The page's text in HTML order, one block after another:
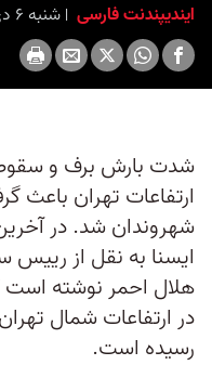
ایندیپندنت فارسی شنبه ۶ دی ۱۳۹۹ برابر با ۲۶ دِسامبر ۲۰۲۰ ۱۸:۰۰
شدت بارش برف و
ارتفاعات تهران باعث
شهروندان شد. در
ایسنا به نقل از
هلال احمر نوشته است
رسیده است.